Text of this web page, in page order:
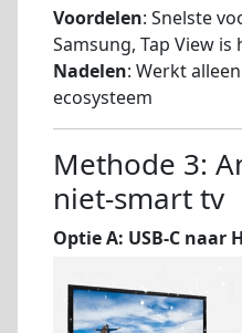
Voordelen: Snelste
Samsung, Tap View is
Nadelen: Werkt
ecosysteem
Methode 3:
niet-smart tv
Optie A: USB-C naar